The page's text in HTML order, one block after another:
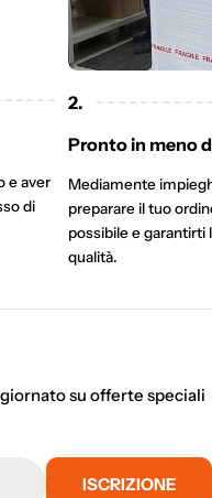
e aver
di
2.
Pronto in meno
Mediamente
preparare il tuo
possibile e garantirti
qualità.
su offerte speciali
ISCRIZIONE